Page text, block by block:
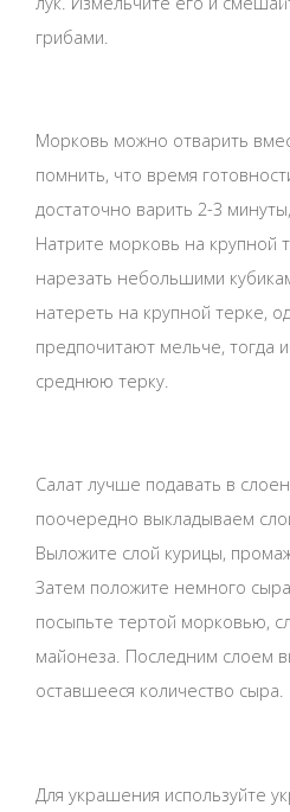
грибами.
Морковь можно отварить
помнить, что время
достаточно варить 2-3
Натрите морковь на крупной
нарезать небольшими
натереть на крупной терке,
предпочитают мельче, тогда
среднюю терку.
Салат лучше подавать в
поочередно выкладываем
Выложите слой курицы,
Затем положите немного
посыпьте тертой морковью,
майонеза. Последним слоем
оставшееся количество сыра.
Для украшения используйте